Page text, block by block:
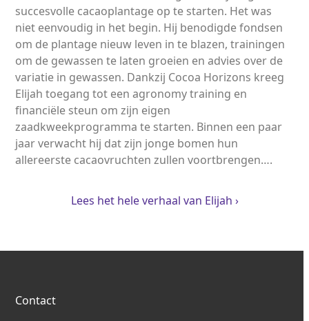
succesvolle cacaoplantage op te starten. Het was
niet eenvoudig in het begin. Hij benodigde fondsen
om de plantage nieuw leven in te blazen, trainingen
om de gewassen te laten groeien en advies over de
variatie in gewassen. Dankzij Cocoa Horizons kreeg
Elijah toegang tot een agronomy training en
financiële steun om zijn eigen
zaadkweekprogramma te starten. Binnen een paar
jaar verwacht hij dat zijn jonge bomen hun
allereerste cacaovruchten zullen voortbrengen….
Lees het hele verhaal van Elijah ›
Contact